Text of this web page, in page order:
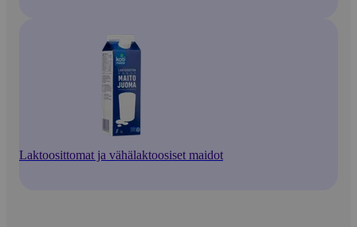
Laktoosittomat ja vähälaktoosiset maidot